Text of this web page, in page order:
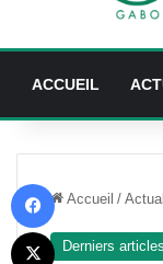
ACCUEIL
Accueil /
Derniers articles
X